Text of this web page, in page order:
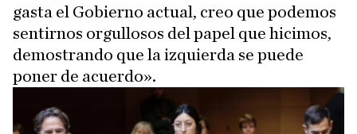
gasta el Gobierno actual, creo que podemos
sentirnos orgullosos del papel que hicimos,
demostrando que la izquierda se puede
poner de acuerdo».